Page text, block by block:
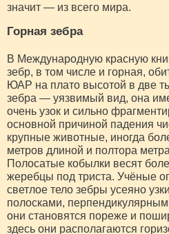
значит — из всего мира.
Горная зебра
В Международную красную
зебр, в том числе и горная,
ЮАР на плато высотой в две
зебра — уязвимый вид, она
очень узок и сильно
основной причиной падения
крупные животные, иногда
метров длиной и полтора
Полосатые кобылки весят
жеребцы под триста. Учёные
светлое тело зебры усеяно
полосками,
они становятся пореже и
здесь они располагаются